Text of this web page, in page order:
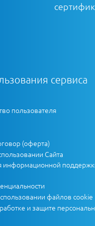
сервиса
пользователя
(оферта)
Сайта
информационной
файлов cookie
и защите